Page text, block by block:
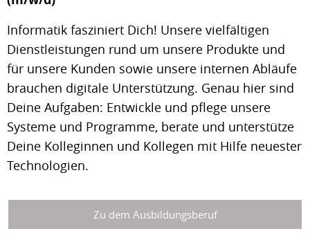
Informatik fasziniert Dich! Unsere vielfältigen
Dienstleistungen rund um unsere Produkte und
für unsere Kunden sowie unsere internen Abläufe
brauchen digitale Unterstützung. Genau hier sind
Deine Aufgaben: Entwickle und pflege unsere
Systeme und Programme, berate und unterstütze
Deine Kolleginnen und Kollegen mit Hilfe neuester
Technologien.
Zu dem Ausbildungsberuf